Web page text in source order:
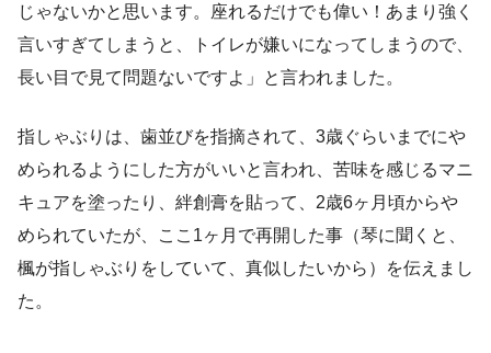
じゃないかと思います。座れるだけでも偉い！あまり強く
言いすぎてしまうと、トイレが嫌いになってしまうので、
長い目で見て問題ないですよ」と言われました。
指しゃぶりは、歯並びを指摘されて、3歳ぐらいまでにや
められるようにした方がいいと言われ、苦味を感じるマニ
キュアを塗ったり、絆創膏を貼って、2歳6ヶ月頃からや
められていたが、ここ1ヶ月で再開した事（琴に聞くと、
楓が指しゃぶりをしていて、真似したいから）を伝えまし
た。